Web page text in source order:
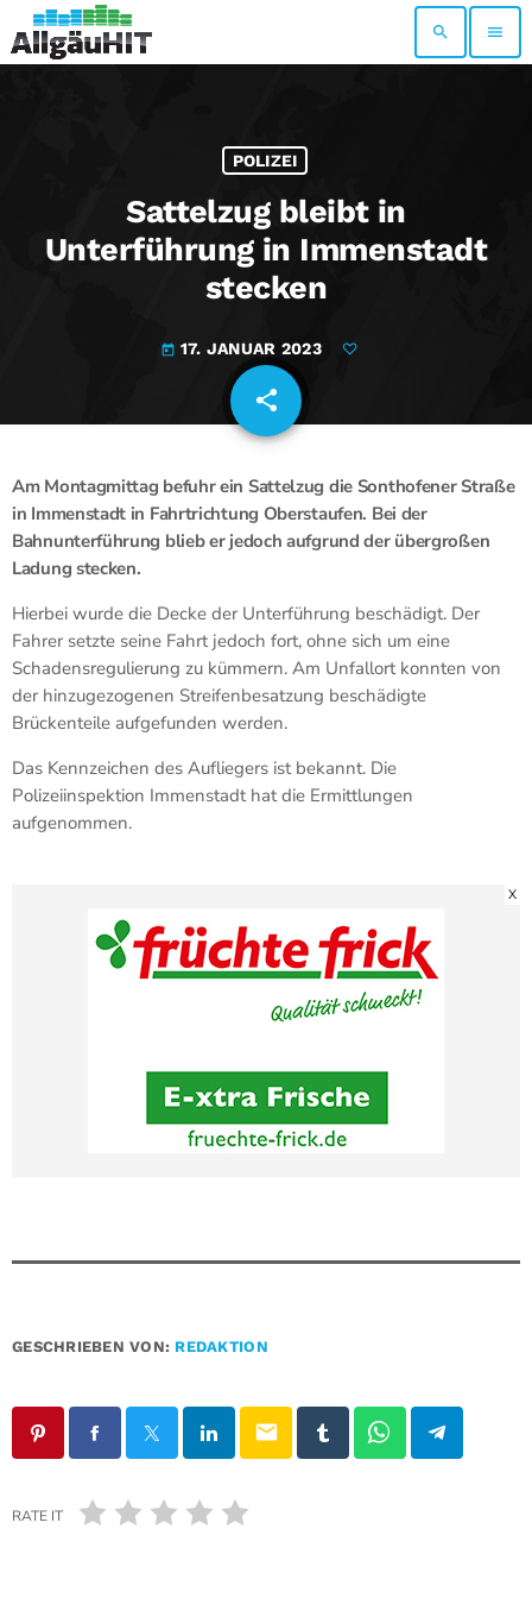
search menu
POLIZEI
Sattelzug bleibt in
Unterführung in Immenstadt
stecken
today 17. JANUAR 2023
share
email
Am Montagmittag befuhr ein Sattelzug die Sonthofener Straße
in Immenstadt in Fahrtrichtung Oberstaufen. Bei der
Bahnunterführung blieb er jedoch aufgrund der übergroßen
Ladung stecken.
Hierbei wurde die Decke der Unterführung beschädigt. Der
Fahrer setzte seine Fahrt jedoch fort, ohne sich um eine
Schadensregulierung zu kümmern. Am Unfallort konnten von
der hinzugezogenen Streifenbesatzung beschädigte
Brückenteile aufgefunden werden.
Das Kennzeichen des Aufliegers ist bekannt. Die
Polizeiinspektion Immenstadt hat die Ermittlungen
aufgenommen.
X
GESCHRIEBEN VON: REDAKTION
email
RATE IT